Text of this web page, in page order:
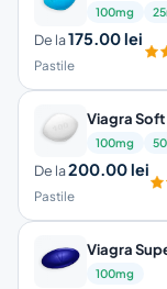
Viagra Soft
100mg
De la200.00 lei
Pastile
Viagra
100mg
100mg
De la175.00 lei
Pastile